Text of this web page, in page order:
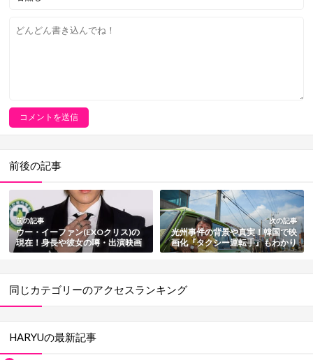
前後の記事
前の記事
ウー・イーファン(EXOクリス)の
現在！身長や彼女の噂・出演映画
やドラマ・逮捕を総まとめ
次の記事
光州事件の背景や真実！韓国で映
画化『タクシー運転手』もわかり
やすく解説
同じカテゴリーのアクセスランキング
HARYUの最新記事